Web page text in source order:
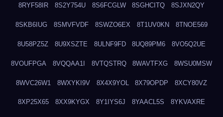
8RYF58IR 8S2Y754U 8S6FCGLW 8SGHCITQ 8SJXN2QY
8SKB6IUG 8SMVFVDF 8SWZO6EX 8T1UV0KN 8TNOE569
8U58PZ5Z 8U9XSZTE 8ULNF9FD 8UQ89PM6 8VO5Q2UE
8VOUFPGA 8VQQAA1I 8VTQSTRQ 8WAVTFXG 8WSU0MSW
8WVC26W1 8WXYKI9V 8X4X9YOL 8X79OPDP 8XCY80VZ
8XP25X65 8XX9KYGX 8Y1IYS6J 8YAACL5S 8YKVAXRE